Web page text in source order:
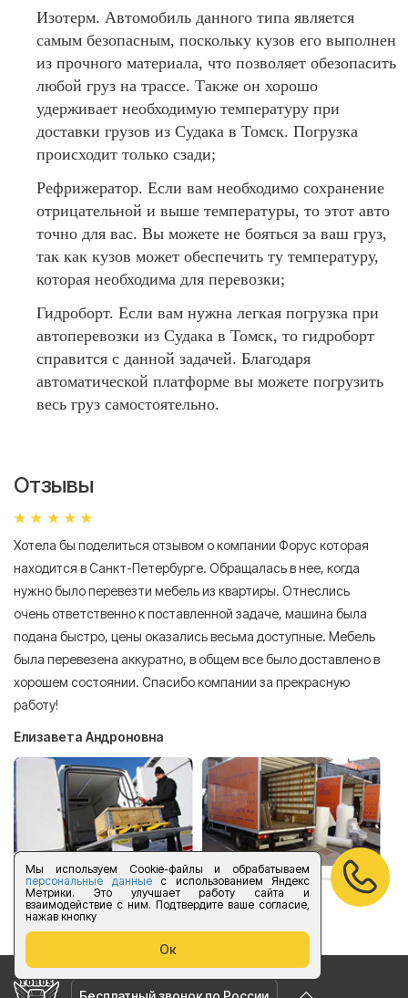
Мы используем Cookie-файлы и обрабатываем
персональные данныес использованием Яндекс
Метрики. Это улучшает работу сайта и
взаимодействие с ним. Подтвердите ваше согласие,
нажав кнопку
Ок
Изотерм. Автомобиль данного типа является
самым безопасным, поскольку кузов его выполнен
из прочного материала, что позволяет обезопасить
любой груз на трассе. Также он хорошо
удерживает необходимую температуру при
доставки грузов из Судака в Томск. Погрузка
происходит только сзади;
Рефрижератор. Если вам необходимо сохранение
отрицательной и выше температуры, то этот авто
точно для вас. Вы можете не бояться за ваш груз,
так как кузов может обеспечить ту температуру,
которая необходима для перевозки;
Гидроборт. Если вам нужна легкая погрузка при
автоперевозки из Судака в Томск, то гидроборт
справится с данной задачей. Благодаря
автоматической платформе вы можете погрузить
весь груз самостоятельно.
Отзывы
Хотела бы поделиться отзывом о компании Форус которая
находится в Санкт-Петербурге. Обращалась в нее, когда
нужно было перевезти мебель из квартиры. Отнеслись
очень ответственно к поставленной задаче, машина была
подана быстро, цены оказались весьма доступные. Мебель
была перевезена аккуратно, в общем все было доставлено в
хорошем состоянии. Спасибо компании за прекрасную
работу!
Елизавета Андроновна
оставить отзыв